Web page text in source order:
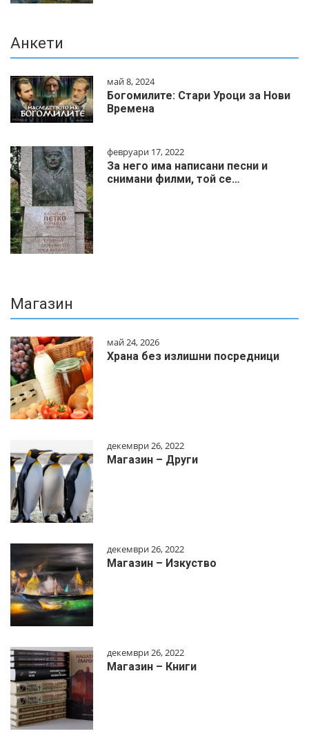
Анкети
май 8, 2024
Богомилите: Стари Уроци за Нови
Времена
февруари 17, 2022
За него има написани песни и
снимани филми, той се…
Магазин
май 24, 2026
Храна без излишни посредници
декември 26, 2022
Магазин – Други
декември 26, 2022
Магазин – Изкуство
декември 26, 2022
Магазин – Книги